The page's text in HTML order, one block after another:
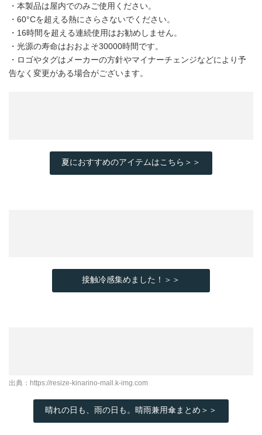
・本製品は屋内でのみご使用ください。
・60°Cを超える熱にさらさないでください。
・16時間を超える連続使用はお勧めしません。
・光源の寿命はおおよそ30000時間です。
・ロゴやタグはメーカーの方針やマイナーチェンジなどにより予
告なく変更がある場合がございます。
夏におすすめのアイテムはこちら＞＞
接触冷感集めました！＞＞
出典： https://resize-kinarino-mall.k-img.com
晴れの日も、雨の日も。晴雨兼用傘まとめ＞＞